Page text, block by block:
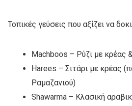
Τοπικές γεύσεις που αξίζει να
Machboos – Ρύζι με κρέας
Harees – Σιτάρι με κρέας
Ραμαζανιού)
Shawarma – Κλασική